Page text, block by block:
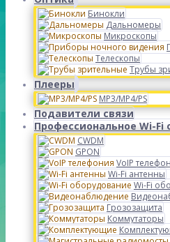
Бинокли
Дальномеры
Микроскопы
Телескопы
Трубы
Плееры
MP3/MP4/PS
Подавители связи
Профессиональное Wi-Fi
CWDM
GPON
VoIP
Wi-Fi антенны
Wi-Fi
Грозозащита
Коммутаторы